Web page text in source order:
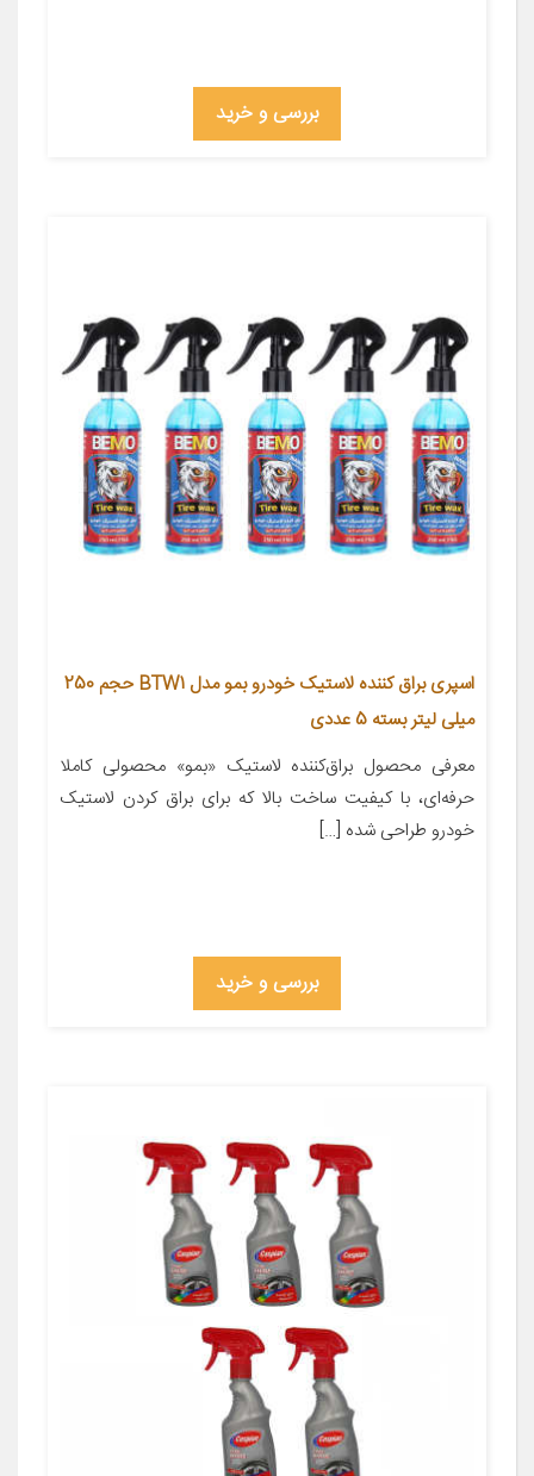
بررسی و خرید
اسپری براق کننده لاستیک خودرو بمو مدل BTW1 حجم 250
میلی لیتر بسته 5 عددی
معرفی محصول براق‌کننده‌ لاستیک «بمو» محصولی کاملا
حرفه‌ای، با کیفیت ساخت بالا که برای براق ‌کردن لاستیک
خودرو طراحی ‌شده […]
بررسی و خرید